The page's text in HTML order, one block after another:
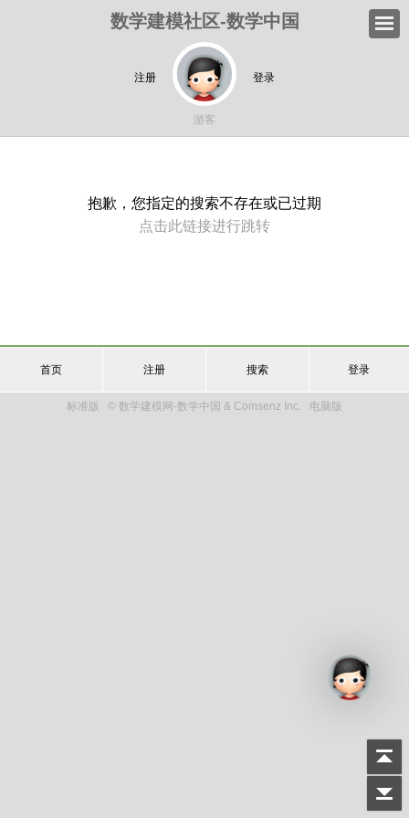
数学建模社区-数学中国
注册 登录
游客
抱歉，您指定的搜索不存在或已过期
点击此链接进行跳转
首页 注册 搜索 登录
标准版 © 数学建模网-数学中国 & Comsenz Inc. 电脑版